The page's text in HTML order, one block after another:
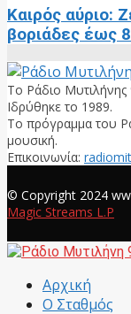
Καιρός αύριο:
βοριάδες έως
Το Ράδιο Μυτιλήνης
Ιδρύθηκε το 1989.
Το πρόγραμμα του
μουσική.
Επικοινωνία:
© Copyright 2024
Magic Streams L.P
Αρχική
Ο Σταθμός